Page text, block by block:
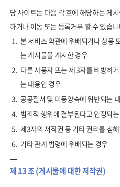
당 사이트는 다음 각 호에 해당하는 게
하거나 이동 또는 등록거부 할 수 있습
1. 본 서비스 약관에 위배되거나 상용
는 게시물을 게시한 경우
2. 다른 사용자 또는 제 3자를 비방하
는 내용인 경우
3. 공공질서 및 미풍양속에 위반되는
4. 범죄적 행위에 결부된다고 인정되
5. 제3자의 저작권 등 기타 권리를 침
6. 기타 관계 법령에 위배되는 경우
제 13 조 (게시물에 대한 저작권)